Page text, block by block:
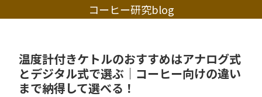
コーヒー研究blog
温度計付きケトルのおすすめはアナログ式
とデジタル式で選ぶ｜コーヒー向けの違い
まで納得して選べる！